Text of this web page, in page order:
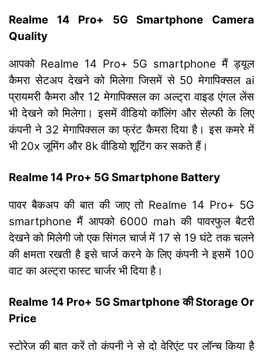
Realme 14 Pro+ 5G Smartphone Camera
Quality
आपको Realme 14 Pro+ 5G smartphone मैं ड्यूल
कैमरा सेटअप देखने को मिलेगा जिसमें से 50 मेगापिक्सल ai
प्रायमरी कैमरा और 12 मेगापिक्सल का अल्ट्रा वाइड एंगल लेंस
भी देखने को मिलेगा। इसमें वीडियो कॉलिंग और सेल्फी के लिए
कंपनी ने 32 मेगापिक्सल का फ्रंट कैमरा दिया है। इस कमरे में
भी 20x जूमिंग और 8k वीडियो शूटिंग कर सकते हैं।
Realme 14 Pro+ 5G Smartphone Battery
पावर बैकअप की बात की जाए तो Realme 14 Pro+ 5G
smartphone मैं आपको 6000 mah की पावरफुल बैटरी
देखने को मिलेगी जो एक सिंगल चार्ज में 17 से 19 घंटे तक चलने
की क्षमता रखती है इसे चार्ज करने के लिए कंपनी ने इसमें 100
वाट का अल्ट्रा फास्ट चार्जर भी दिया है।
Realme 14 Pro+ 5G Smartphone की Storage Or
Price
स्टोरेज की बात करें तो कंपनी ने से दो वेरिएंट पर लॉन्च किया है